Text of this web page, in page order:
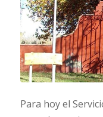
Para hoy el